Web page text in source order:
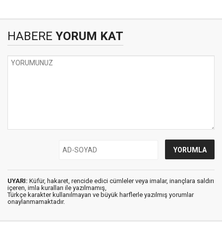
HABERE YORUM KAT
UYARI: Küfür, hakaret, rencide edici cümleler veya imalar, inançlara saldırı
içeren, imla kuralları ile yazılmamış,
Türkçe karakter kullanılmayan ve büyük harflerle yazılmış yorumlar
onaylanmamaktadır.